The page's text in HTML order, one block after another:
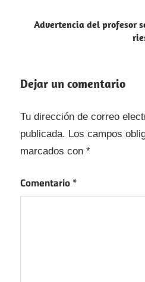
Advertencia del profesor
Dejar un comentario
Tu dirección de correo
publicada. Los campos
marcados con *
Comentario*